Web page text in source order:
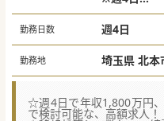
※週1回の当
円
勤務日数 週4日
勤務地 埼玉県 北
☆週4日で年収1,800万円
で検討可能な、高額求人！